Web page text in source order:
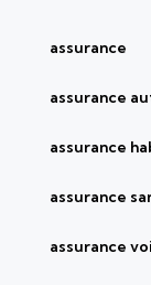
assurance
assurance
assurance
assurance
assurance